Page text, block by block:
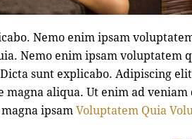
Nemo enim ipsam
Nemo enim ipsam voluptatem
sunt explicabo. Adipiscing
magna aliqua. Ut enim ad
ipsam Voluptatem Quia